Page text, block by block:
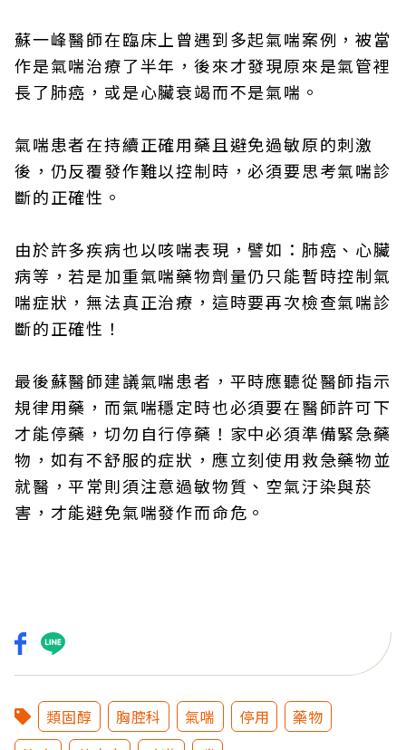
蘇一峰醫師在臨床上曾遇到多起氣喘案例，被當
作是氣喘治療了半年，後來才發現原來是氣管裡
長了肺癌，或是心臟衰竭而不是氣喘。
氣喘患者在持續正確用藥且避免過敏原的刺激
後，仍反覆發作難以控制時，必須要思考氣喘診
斷的正確性。
由於許多疾病也以咳喘表現，譬如：肺癌、心臟
病等，若是加重氣喘藥物劑量仍只能暫時控制氣
喘症狀，無法真正治療，這時要再次檢查氣喘診
斷的正確性！
最後蘇醫師建議氣喘患者，平時應聽從醫師指示
規律用藥，而氣喘穩定時也必須要在醫師許可下
才能停藥，切勿自行停藥！家中必須準備緊急藥
物，如有不舒服的症狀，應立刻使用救急藥物並
就醫，平常則須注意過敏物質、空氣汙染與菸
害，才能避免氣喘發作而命危。
類固醇 胸腔科 氣喘 停用
藥物